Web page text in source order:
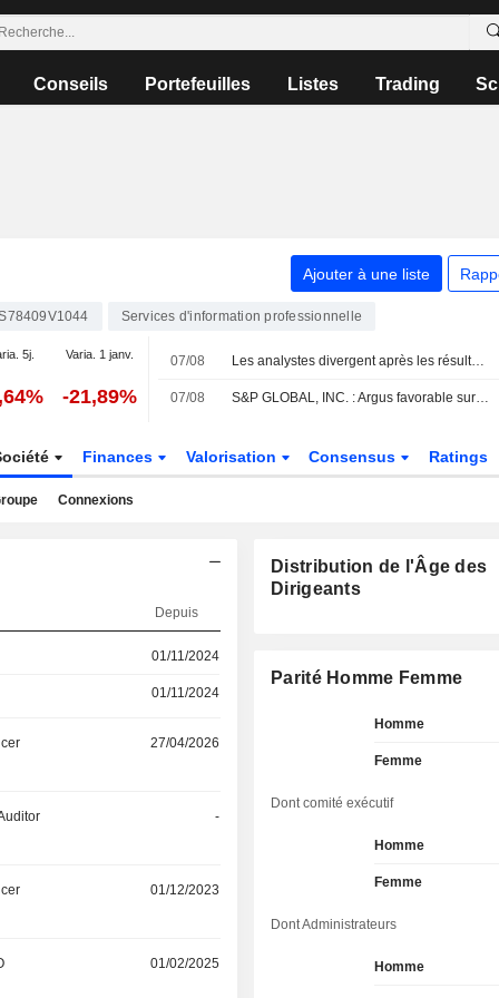
Conseils Portefeuilles Listes Trading
Ajouter à une liste
Services d'information professionnelle
5j. Varia. 1 janv.
-21,89%
07/08 Les analystes divergent après les résultats de Fraport
07/08 S&P GLOBAL, INC. : Argus favorable sur le dossier
Finances Valorisation Consensus Ratings
Connexions
Depuis
01/11/2024
01/11/2024
27/04/2026
-
01/12/2023
01/02/2025
Distribution de l'Âge des
Dirigeants
Parité Homme Femme
Homme
Femme
Dont comité exécutif
Homme
Femme
Dont Administrateurs
Homme